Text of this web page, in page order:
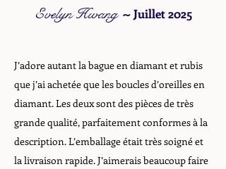
Evelyn Hwang ~Juillet 2025
J’adore autant la bague en diamant et rubis
que j’ai achetée que les boucles d’oreilles en
diamant. Les deux sont des pièces de très
grande qualité, parfaitement conformes à la
description. L’emballage était très soigné et
la livraison rapide. J’aimerais beaucoup faire